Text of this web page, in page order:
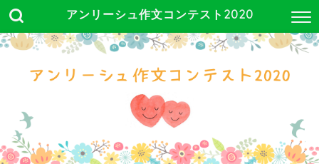
アンリーシュ作文コンテスト2020